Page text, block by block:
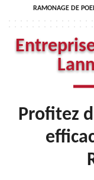
RAMONAGE DE
Profitez